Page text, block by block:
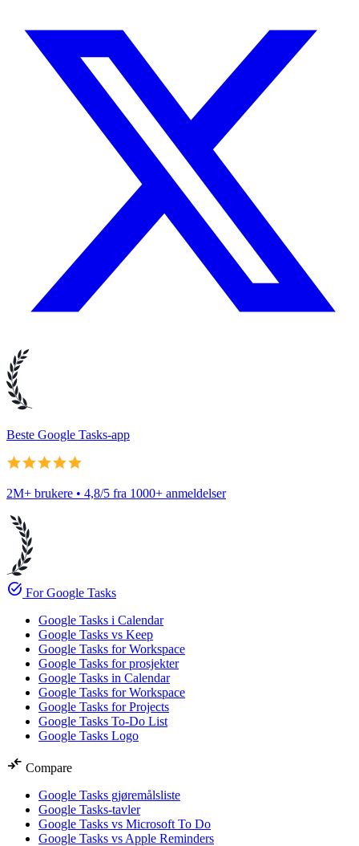
Beste Google Tasks-app
2M+ brukere • 4,8/5 fra 1000+ anmeldelser
task_alt For Google Tasks
Google Tasks i Calendar
Google Tasks vs Keep
Google Tasks for Workspace
Google Tasks for prosjekter
Google Tasks in Calendar
Google Tasks for Workspace
Google Tasks for Projects
Google Tasks To-Do List
Google Tasks Logo
compare_arrows Compare
Google Tasks gjøremålsliste
Google Tasks-tavler
Google Tasks vs Microsoft To Do
Google Tasks vs Apple Reminders